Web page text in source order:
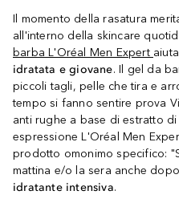
Il momento della rasatura
all'interno della skincare
barba L'Oréal Men Expert
idratata e giovane. Il gel da
piccoli tagli, pelle che tira e
tempo si fanno sentire prova
anti rughe a base di estratto
espressione L'Oréal Men
prodotto omonimo specifico:
mattina e/o la sera anche
idratante intensiva.